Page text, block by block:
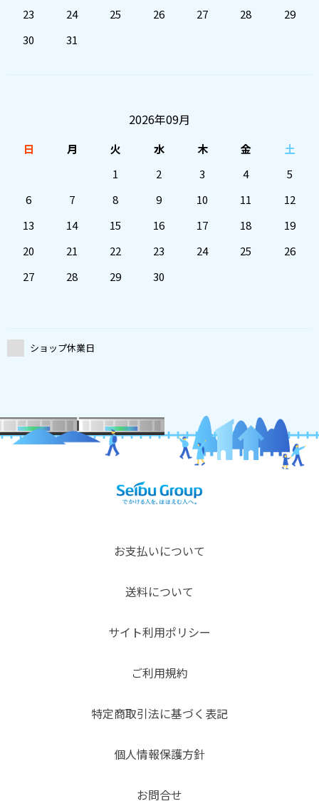
23
24 25 26 27 28
29
30
31
2026年09月
日 月 火 水 木 金
土
1
2 3 4
5
6
7 8 9 10 11
12
13
14 15 16 17 18
19
20
21 22 23 24 25
26
27
28 29 30
ショップ休業日
お支払いについて
送料について
サイト利用ポリシー
ご利用規約
特定商取引法に基づく表記
個人情報保護方針
お問合せ